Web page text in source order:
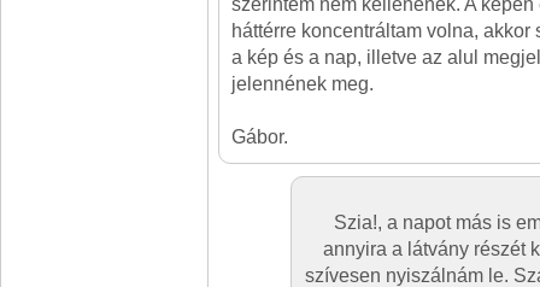
szerintem nem kellenének. A
háttérre koncentráltam volna,
a kép és a nap, illetve az alul
jelennének meg.
Gábor.
Szia!, a napot más is
annyira a látvány részét
szívesen nyiszálnám le.